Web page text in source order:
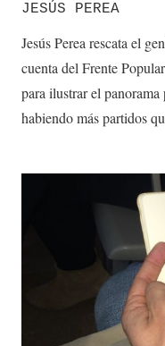
JESÚS PEREA
Jesús Perea rescata el
cuenta del Frente
para ilustrar el
habiendo más partidos